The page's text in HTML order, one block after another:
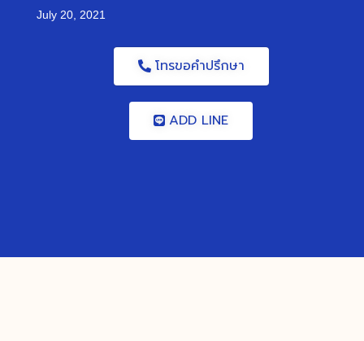
July 20, 2021
โทรขอคำปรึกษา
ADD LINE